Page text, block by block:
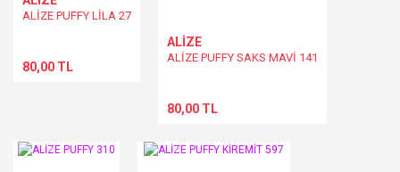
ALİZE PUFFY LİLA 27
80,00 TL
ALİZE
ALİZE PUFFY SAKS MAVİ 141
80,00 TL